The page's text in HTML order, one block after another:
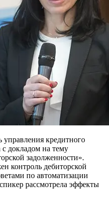
управления кредитного
докладом на тему
задолженности».
контроль дебиторской
по автоматизации
рассмотрела эффекты